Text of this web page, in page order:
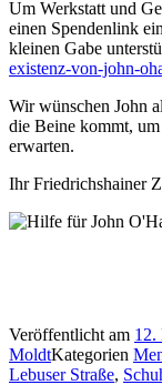
Um Werkstatt und
einen Spendenlink
kleinen Gabe
existenz-von-john-
Wir wünschen John
die Beine kommt,
erwarten.
Ihr Friedrichshainer
Veröffentlicht am 12.
MoldtKategorien
Lebuser Straße,